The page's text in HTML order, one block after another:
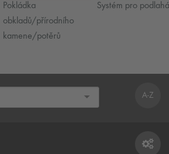
Pokládka
obkladů/přírodního
kamene/potěrů
Systém pro
A-Z